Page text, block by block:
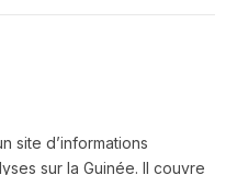
site d’informations
sur la Guinée. Il couvre